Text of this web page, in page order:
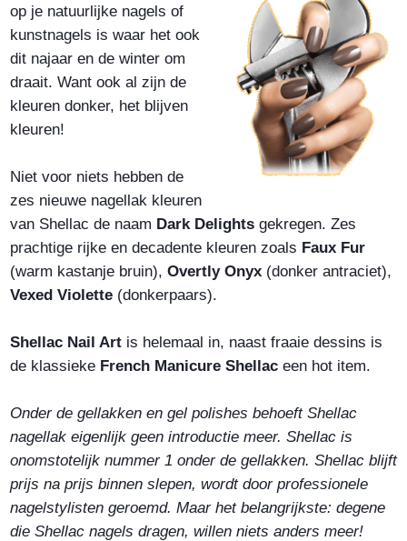
op je natuurlijke nagels of
kunstnagels is waar het ook
dit najaar en de winter om
draait. Want ook al zijn de
kleuren donker, het blijven
kleuren!
Niet voor niets hebben de
zes nieuwe nagellak kleuren
van Shellac de naam Dark Delights gekregen. Zes
prachtige rijke en decadente kleuren zoals Faux Fur
(warm kastanje bruin), Overtly Onyx (donker antraciet),
Vexed Violette (donkerpaars).
Shellac Nail Art is helemaal in, naast fraaie dessins is
de klassieke French Manicure Shellac een hot item.
Onder de gellakken en gel polishes behoeft Shellac
nagellak eigenlijk geen introductie meer. Shellac is
onomstotelijk nummer 1 onder de gellakken. Shellac blijft
prijs na prijs binnen slepen, wordt door professionele
nagelstylisten geroemd. Maar het belangrijkste: degene
die Shellac nagels dragen, willen niets anders meer!